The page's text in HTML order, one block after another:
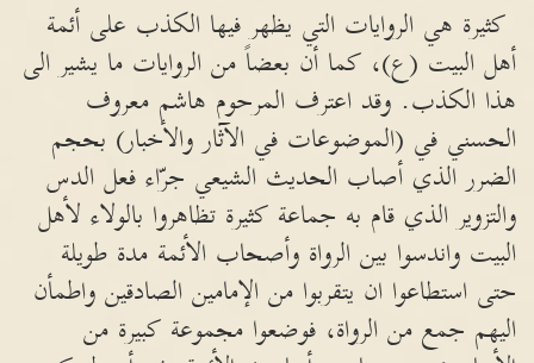
كثيرة هي الروايات التي يظهر فيها الكذب على أئمة
أهل البيت (ع)، كما أن بعضاً من الروايات ما يشير الى
هذا الكذب. وقد اعترف المرحوم هاشم معروف
الحسني في (الموضوعات في الآثار والأخبار) بحجم
الضرر الذي أصاب الحديث الشيعي جرّاء فعل الدس
والتزوير الذي قام به جماعة كثيرة تظاهروا بالولاء لأهل
البيت واندسوا بين الرواة وأصحاب الأئمة مدة طويلة
حتى استطاعوا ان يتقربوا من الإمامين الصادقين واطمأن
اليهم جمع من الرواة، فوضعوا مجموعة كبيرة من